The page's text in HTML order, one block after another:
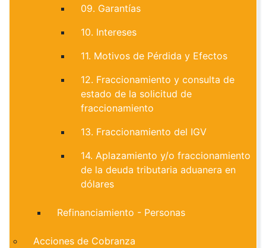
09. Garantías
10. Intereses
11. Motivos de Pérdida y Efectos
12. Fraccionamiento y consulta de
estado de la solicitud de
fraccionamiento
13. Fraccionamiento del IGV
14. Aplazamiento y/o fraccionamiento
de la deuda tributaria aduanera en
dólares
Refinanciamiento - Personas
Acciones de Cobranza